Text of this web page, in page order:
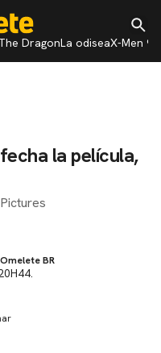
DragonLa odiseaX-Men 97
la película,
Omelete BR